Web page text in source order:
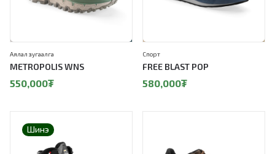
METROPOLIS WNS
Аялал зугаалга
550,000₮
FREE BLAST POP
Спорт
580,000₮
Шинэ